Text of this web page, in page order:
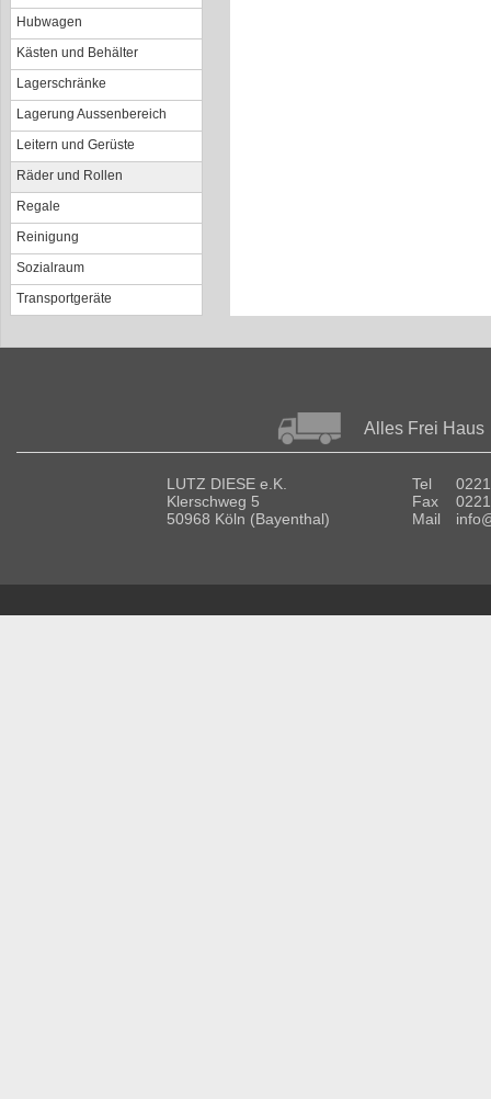
Hubwagen
Kästen und Behälter
Lagerschränke
Lagerung Aussenbereich
Leitern und Gerüste
Räder und Rollen
Regale
Reinigung
Sozialraum
Transportgeräte
Alles Frei Haus
LUTZ DIESE e.K.
Klerschweg 5
50968 Köln (Bayenthal)
Tel
Fax
Mail